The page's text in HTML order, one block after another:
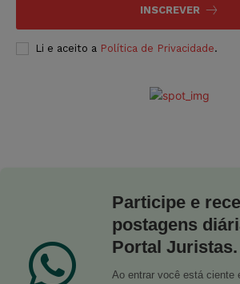
INSCREVER
Li e aceito a Política de Privacidade.
Participe e
postagens
Portal Juristas.
Ao entrar você está ciente